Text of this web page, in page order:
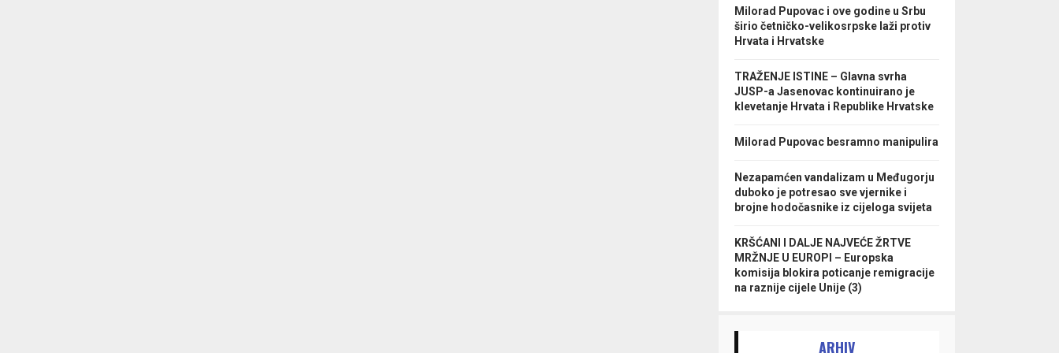
Milorad Pupovac i ove godine u Srbu
širio četničko-velikosrpske laži protiv
Hrvata i Hrvatske
TRAŽENJE ISTINE – Glavna svrha
JUSP-a Jasenovac kontinuirano je
klevetanje Hrvata i Republike Hrvatske
Milorad Pupovac besramno manipulira
Nezapamćen vandalizam u Međugorju
duboko je potresao sve vjernike i
brojne hodočasnike iz cijeloga svijeta
KRŠĆANI I DALJE NAJVEĆE ŽRTVE
MRŽNJE U EUROPI – Europska
komisija blokira poticanje remigracije
na raznije cijele Unije (3)
ARHIV